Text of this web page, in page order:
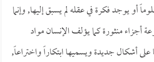
أو يوجد فكرة في عقله لم يسبق إليها, وإنما
منثورة كما يؤلف الإنسان مواد
على أشكال جديدة ويسميها ابتكاراً واختراعاً,